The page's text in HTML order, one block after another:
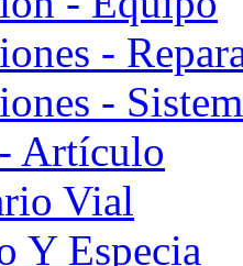
-
-
Artículo
Vial
Y Especia